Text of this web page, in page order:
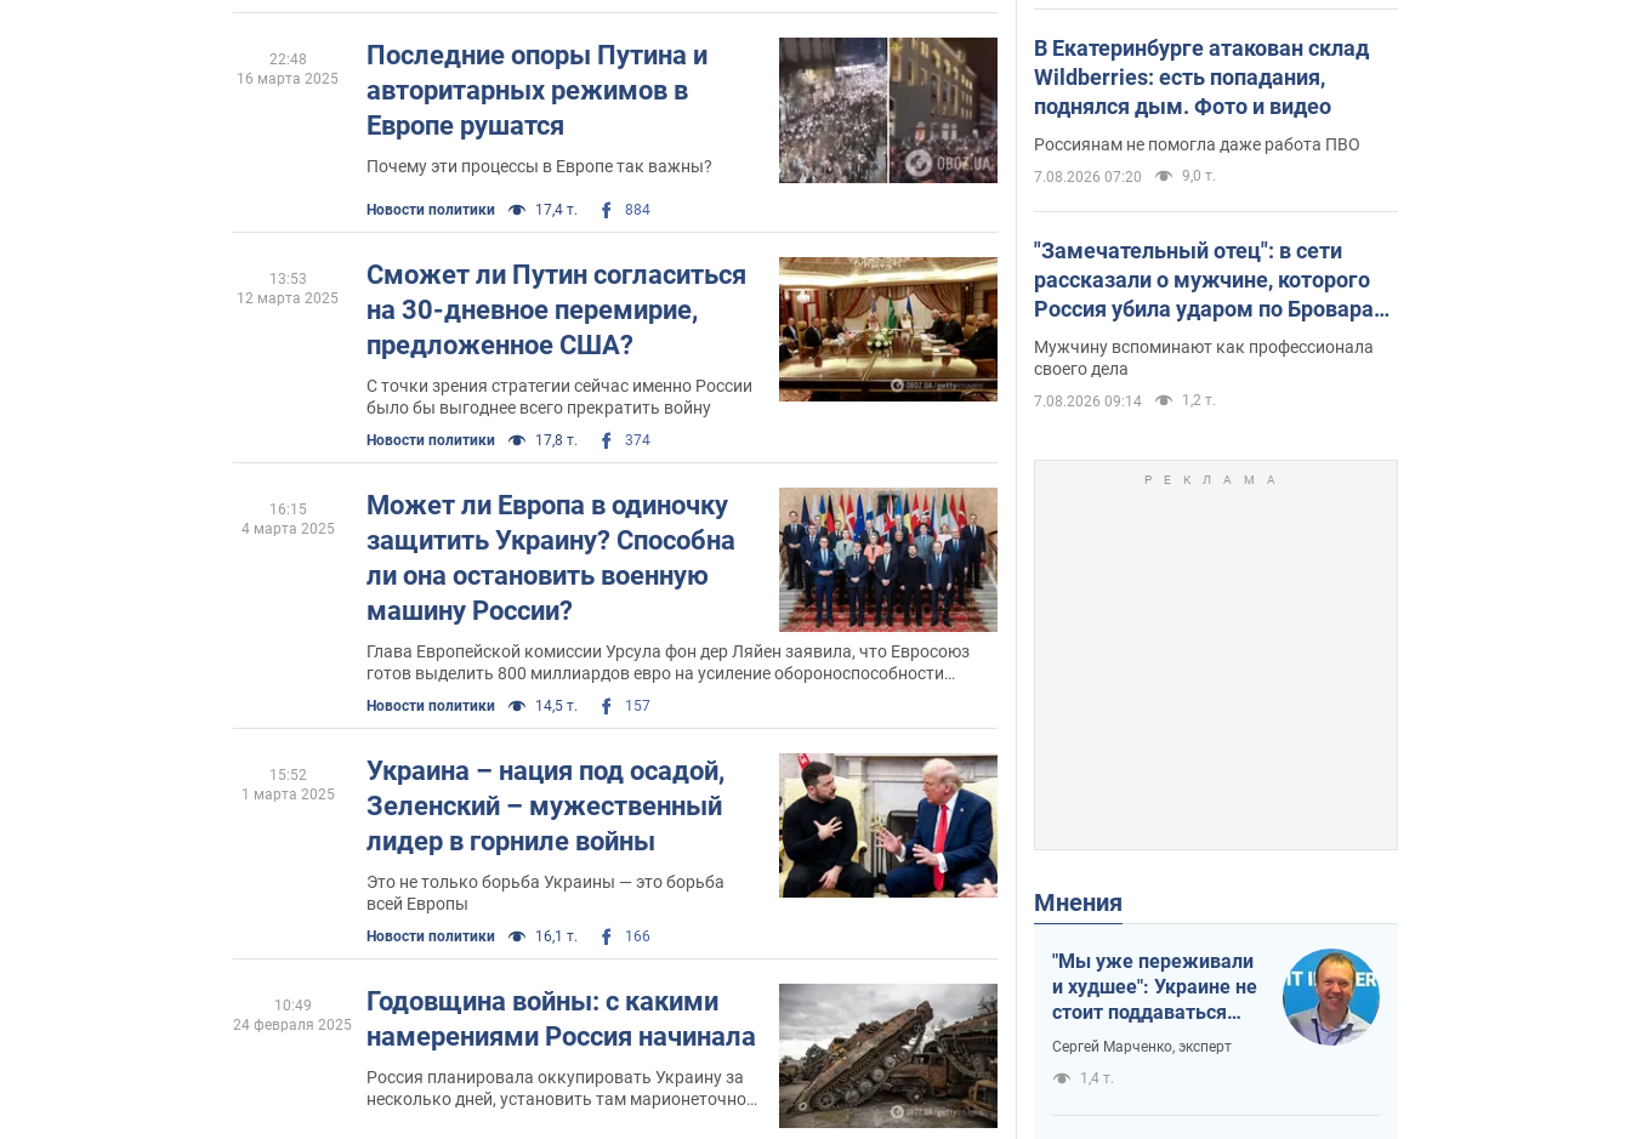
Последние опоры Путина и
авторитарных режимов в
Европе рушатся
Почему эти процессы в Европе так важны?
Новости политики 17,4 т. 884
22:48
16 марта 2025
Сможет ли Путин согласиться
на 30-дневное перемирие,
предложенное США?
С точки зрения стратегии сейчас именно России
было бы выгоднее всего прекратить войну
Новости политики 17,8 т. 374
13:53
12 марта 2025
Может ли Европа в одиночку
защитить Украину? Способна
ли она остановить военную
машину России?
Глава Европейской комиссии Урсула фон дер Ляйен заявила, что Евросоюз
готов выделить 800 миллиардов евро на усиление обороноспособности
Новости политики 14,5 т. 157
16:15
4 марта 2025
Украина – нация под осадой,
Зеленский – мужественный
лидер в горниле войны
Это не только борьба Украины — это борьба
всей Европы
Новости политики 16,1 т. 166
15:52
1 марта 2025
Годовщина войны: с какими
намерениями Россия начинала
Россия планировала оккупировать Украину за
несколько дней, установить там марионеточное
10:49
24 февраля 2025
В Екатеринбурге атакован склад
Wildberries: есть попадания,
поднялся дым. Фото и видео
Россиянам не помогла даже работа ПВО
7.08.2026 07:20 9,0 т.
"Замечательный отец": в сети
рассказали о мужчине, которого
Россия убила ударом по Броварам.
Фото
Мужчину вспоминают как профессионала
своего дела
7.08.2026 09:14 1,2 т.
Мнения
"Мы уже переживали
и худшее": Украине не
стоит поддаваться
отчаянию из-за
Сергей Марченко, эксперт
1,4 т.